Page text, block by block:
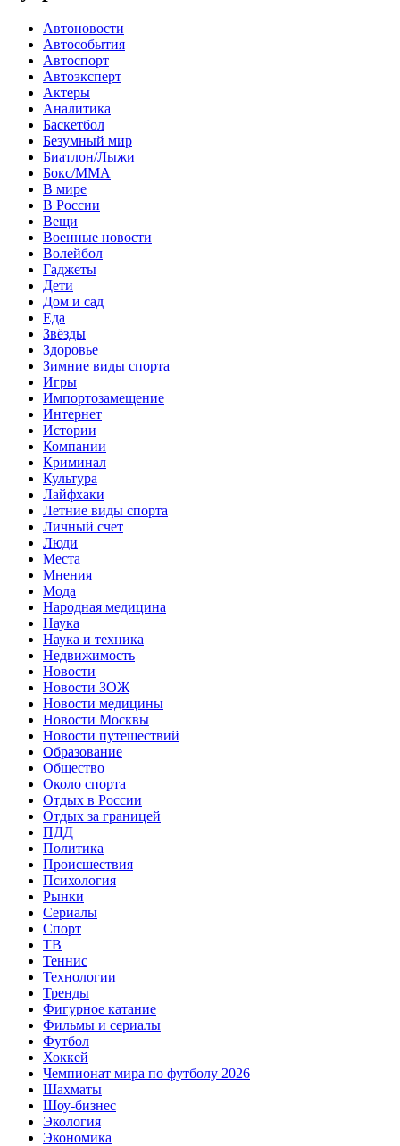
Автоновости
Автособытия
Автоспорт
Автоэксперт
Актеры
Аналитика
Баскетбол
Безумный мир
Биатлон/Лыжи
Бокс/MMA
В мире
В России
Вещи
Военные новости
Волейбол
Гаджеты
Дети
Дом и сад
Еда
Звёзды
Здоровье
Зимние виды спорта
Игры
Импортозамещение
Интернет
Истории
Компании
Криминал
Культура
Лайфхаки
Летние виды спорта
Личный счет
Люди
Места
Мнения
Мода
Народная медицина
Наука
Наука и техника
Недвижимость
Новости
Новости ЗОЖ
Новости медицины
Новости Москвы
Новости путешествий
Образование
Общество
Около спорта
Отдых в России
Отдых за границей
ПДД
Политика
Происшествия
Психология
Рынки
Сериалы
Спорт
ТВ
Теннис
Технологии
Тренды
Фигурное катание
Фильмы и сериалы
Футбол
Хоккей
Чемпионат мира по футболу 2026
Шахматы
Шоу-бизнес
Экология
Экономика